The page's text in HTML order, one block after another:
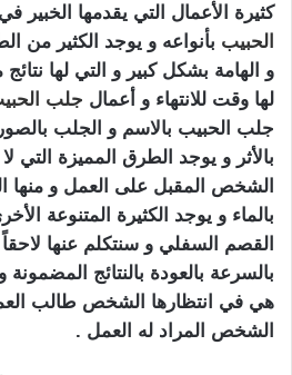
كثيرة الأعمال التي يقدمها الخبير
الحبيب بأنواعه و يوجد الكثير من
و الهامة بشكل كبير و التي لها
لها وقت للانتهاء و أعمال جلب
جلب الحبيب بالاسم و الجلب
بالأثر و يوجد الطرق المميزة التي
الشخص المقبل على العمل و منها
بالماء و يوجد الكثيرة المتنوعة
القصم السفلي و سنتكلم عنها
بالسرعة بالعودة بالنتائج المضمونة
هي في انتظارها الشخص طالب
الشخص المراد له العمل .